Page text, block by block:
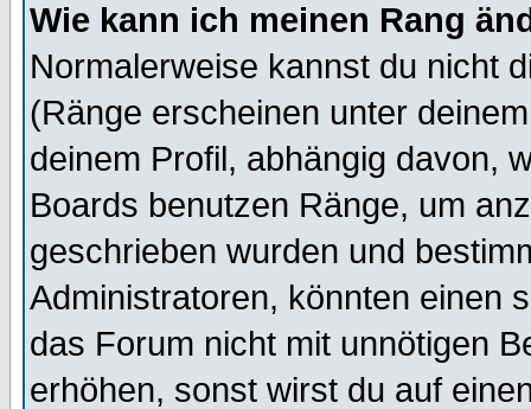
Wie kann ich meinen Rang
Normalerweise kannst du nicht
(Ränge erscheinen unter
deinem Profil, abhängig davon,
Boards benutzen Ränge, um
geschrieben wurden und
Administratoren, könnten einen
das Forum nicht mit unnötigen
erhöhen, sonst wirst du auf